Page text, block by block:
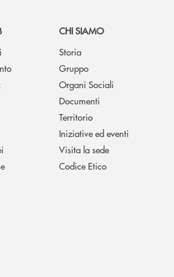
CHI SIAMO
Storia
Gruppo
Organi Sociali
Documenti
Territorio
Iniziative ed eventi
Visita la sede
Codice Etico